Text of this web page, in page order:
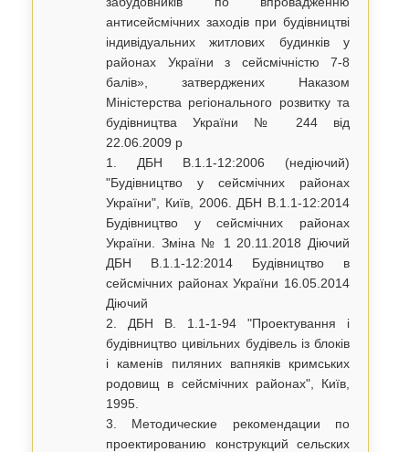
антисейсмічних заходів при будівництві
індивідуальних житлових будинків у
районах України з сейсмічністю 7-8
балів», затверджених Наказом
Міністерства регіонального розвитку та
будівництва України № 244 від
22.06.2009 р
1. ДБН В.1.1-12:2006 (недіючий)
"Будівництво у сейсмічних районах
України", Київ, 2006. ДБН В.1.1-12:2014
Будівництво у сейсмічних районах
України. Зміна № 1 20.11.2018 Діючий
ДБН В.1.1-12:2014 Будівництво в
сейсмічних районах України 16.05.2014
Діючий
2. ДБН В. 1.1-1-94 "Проектування і
будівництво цивільних будівель із блоків
і каменів пиляних вапняків кримських
родовищ в сейсмічних районах", Київ,
1995.
3. Методические рекомендации по
проектированию конструкций сельских